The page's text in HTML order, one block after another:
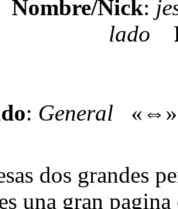
Nombre/Nick:
lado
: General
dos grandes
una gran